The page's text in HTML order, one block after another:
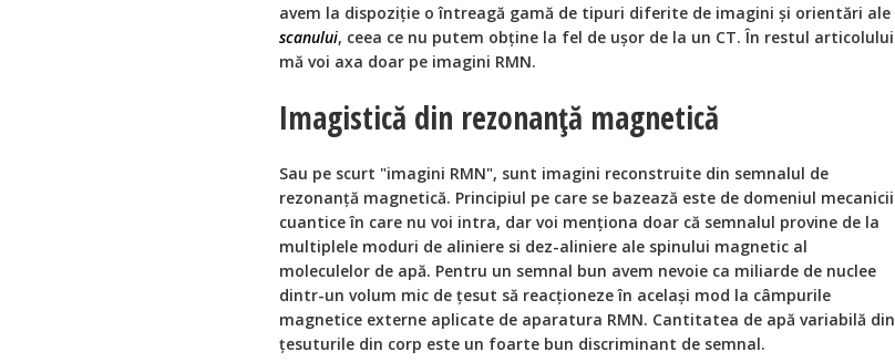
avem la dispoziție o întreagă gamă de tipuri diferite de imagini și orientări ale
scanului, ceea ce nu putem obține la fel de ușor de la un CT. În restul articolului
mă voi axa doar pe imagini RMN.
Imagistică din rezonanță magnetică
Sau pe scurt "imagini RMN", sunt imagini reconstruite din semnalul de
rezonanță magnetică. Principiul pe care se bazează este de domeniul mecanicii
cuantice în care nu voi intra, dar voi menționa doar că semnalul provine de la
multiplele moduri de aliniere si dez-aliniere ale spinului magnetic al
moleculelor de apă. Pentru un semnal bun avem nevoie ca miliarde de nuclee
dintr-un volum mic de țesut să reacționeze în același mod la câmpurile
magnetice externe aplicate de aparatura RMN. Cantitatea de apă variabilă din
țesuturile din corp este un foarte bun discriminant de semnal.